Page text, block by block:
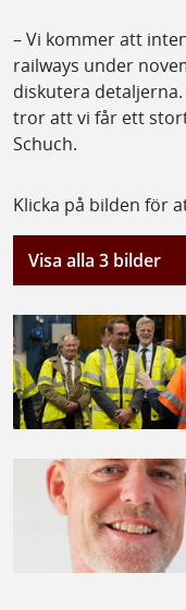
– Vi kommer att
railways under
diskutera
tror att vi får ett
Schuch.
Klicka på bilden för
Visa alla 3 bilder